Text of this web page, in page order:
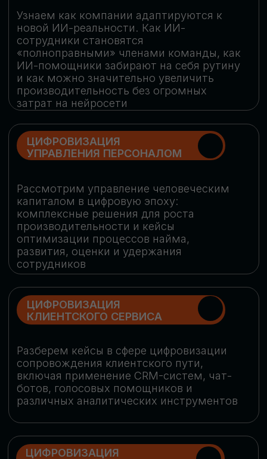
огромную статью затрат
ОБЛАЧНЫЕ ТЕХНОЛОГИИ
Подискутируем, какие облачные решения
существуют на рынке и почему
использование мультиоблачных моделей
не только снижает затраты, но и
«пересборки» бизнес-моделей
СКАЧАТЬ
ПРОГРАММУ
КОНФЕРЕНЦИИ
Оставьте заявку, мы направим вам
программу конференции
СКАЧАТЬ ПРОГРАММУ
СПИКЕРЫ
СТАТЬ СПИКЕРОМ
В конференции участвовали более 120 спикеров